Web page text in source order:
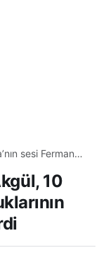
sesi Ferman
dünya evine
10